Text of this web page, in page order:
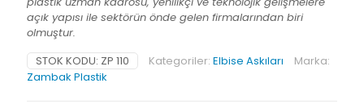
açık yapısı ile sektörün önde gelen firmalarından biri
olmuştur.
STOK KODU: ZP 110 Kategoriler: Elbise Askıları
Marka:
Zambak Plastik